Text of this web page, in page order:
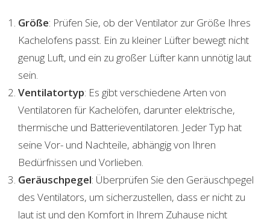
Größe: Prüfen Sie, ob der Ventilator zur Größe Ihres
Kachelofens passt. Ein zu kleiner Lüfter bewegt nicht
genug Luft, und ein zu großer Lüfter kann unnötig laut
sein.
Ventilatortyp: Es gibt verschiedene Arten von
Ventilatoren für Kachelöfen, darunter elektrische,
thermische und Batterieventilatoren. Jeder Typ hat
seine Vor- und Nachteile, abhängig von Ihren
Bedürfnissen und Vorlieben.
Geräuschpegel: Überprüfen Sie den Geräuschpegel
des Ventilators, um sicherzustellen, dass er nicht zu
laut ist und den Komfort in Ihrem Zuhause nicht